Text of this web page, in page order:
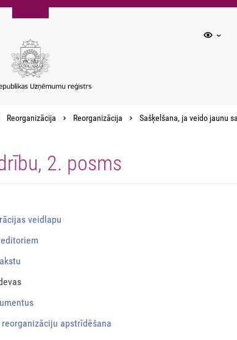
Reorganizācija Reorganizācija Sašķelšana, ja veido jaunu
2. posms
veidlapu
apstrīdēšana